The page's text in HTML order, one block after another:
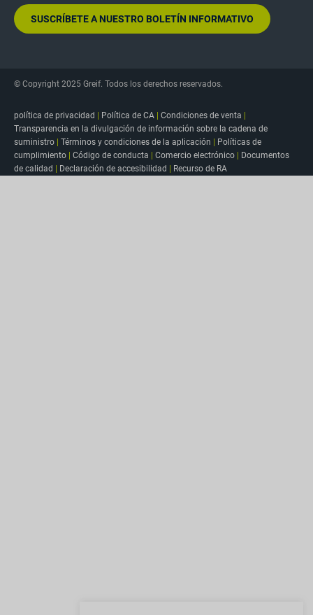
SUSCRÍBETE A NUESTRO BOLETÍN INFORMATIVO
© Copyright 2025 Greif. Todos los derechos reservados.
política de privacidad Política de CA Condiciones de venta
Transparencia en la divulgación de información sobre la cadena de
suministro
Términos y condiciones de la aplicación
Políticas de
cumplimiento
Código de conducta Comercio electrónico
Documentos
de calidad
Declaración de accesibilidad Recurso de RA